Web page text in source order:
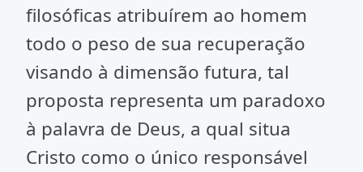
filosóficas atribuírem ao homem
todo o peso de sua recuperação
visando à dimensão futura, tal
proposta representa um paradoxo
à palavra de Deus, a qual situa
Cristo como o único responsável